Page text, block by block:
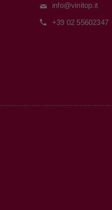
info@vinitop.it
+39 02 55602347